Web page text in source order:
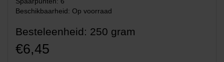
Beschikbaarheid: Op voorraad
Besteleenheid: 250 gram
€6,45